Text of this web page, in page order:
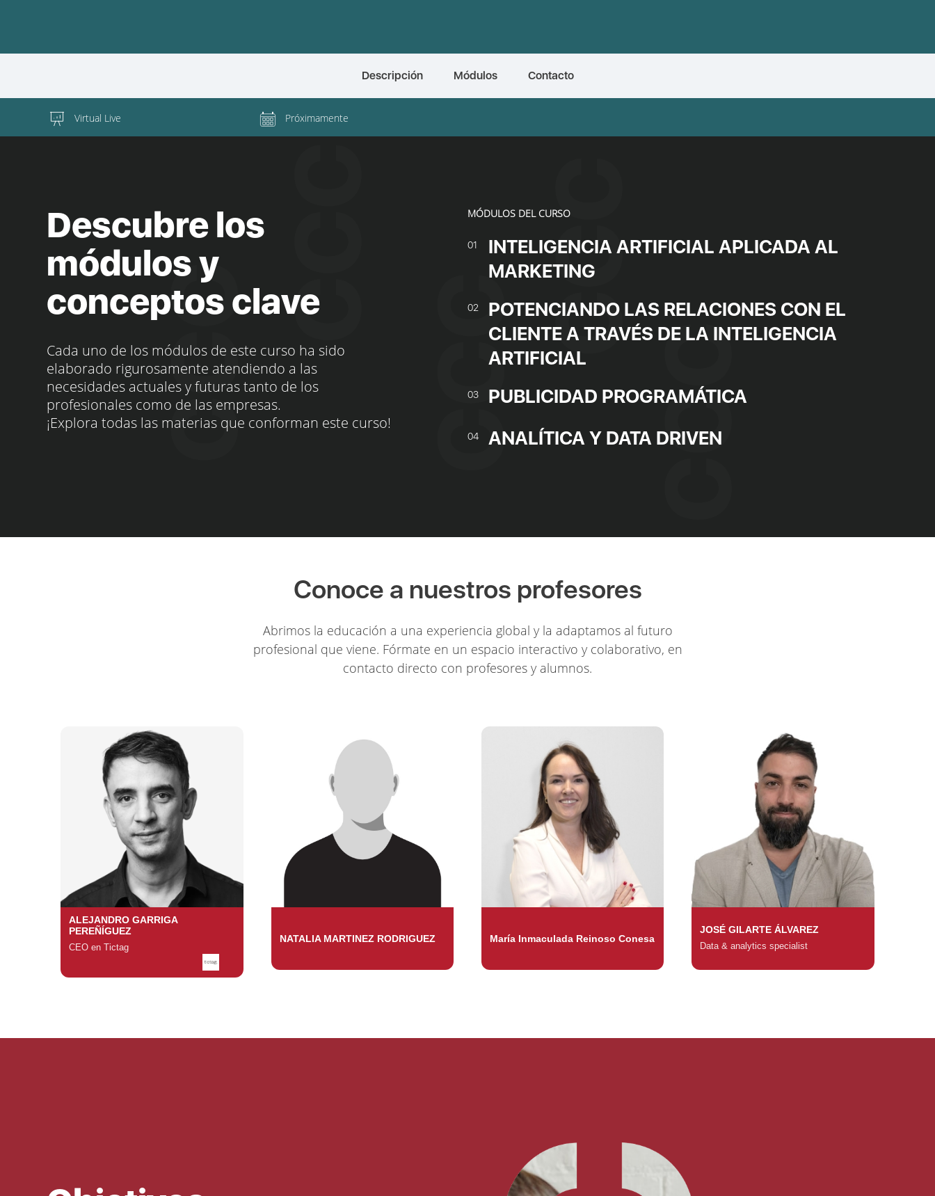
Descripción Módulos Contacto
Virtual Live Próximamente
Descubre los
módulos y
conceptos clave
Cada uno de los módulos de este curso ha sido
elaborado rigurosamente atendiendo a las
necesidades actuales y futuras tanto de los
profesionales como de las empresas.
¡Explora todas las materias que conforman este curso!
MÓDULOS DEL CURSO
01
INTELIGENCIA ARTIFICIAL APLICADA AL
MARKETING
02
POTENCIANDO LAS RELACIONES CON EL
CLIENTE A TRAVÉS DE LA INTELIGENCIA
ARTIFICIAL
03 PUBLICIDAD PROGRAMÁTICA
04 ANALÍTICA Y DATA DRIVEN
Conoce a nuestros profesores
Abrimos la educación a una experiencia global y la adaptamos al futuro
profesional que viene. Fórmate en un espacio interactivo y colaborativo, en
contacto directo con profesores y alumnos.
ALEJANDRO GARRIGA
PEREÑÍGUEZ
CEO en Tictag
NATALIA MARTINEZ RODRIGUEZ María Inmaculada Reinoso Conesa
JOSÉ GILARTE ÁLVAREZ
Data & analytics specialist